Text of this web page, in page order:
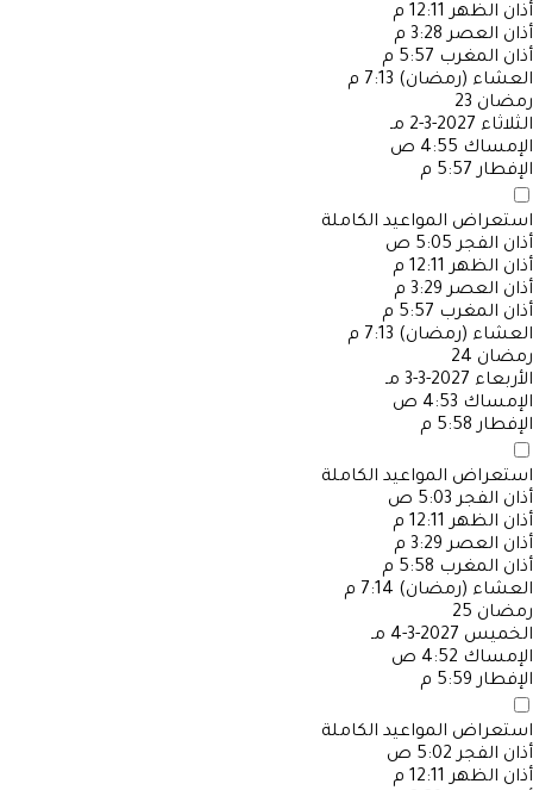
أذان الظهر 12:11 م
أذان العصر 3:28 م
أذان المغرب 5:57 م
العشاء (رمضان) 7:13 م
رمضان 23
الثلاثاء 2027-3-2 مـ
الإمساك 4:55 ص
الإفطار 5:57 م
استعراض المواعيد الكاملة
أذان الفجر 5:05 ص
أذان الظهر 12:11 م
أذان العصر 3:29 م
أذان المغرب 5:57 م
العشاء (رمضان) 7:13 م
رمضان 24
الأربعاء 2027-3-3 مـ
الإمساك 4:53 ص
الإفطار 5:58 م
استعراض المواعيد الكاملة
أذان الفجر 5:03 ص
أذان الظهر 12:11 م
أذان العصر 3:29 م
أذان المغرب 5:58 م
العشاء (رمضان) 7:14 م
رمضان 25
الخميس 2027-3-4 مـ
الإمساك 4:52 ص
الإفطار 5:59 م
استعراض المواعيد الكاملة
أذان الفجر 5:02 ص
أذان الظهر 12:11 م